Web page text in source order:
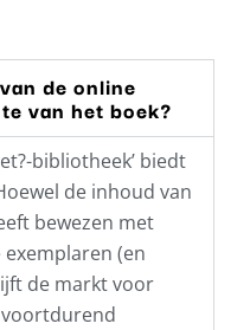
de online
van het boek?
bibliotheek’ biedt
de inhoud van
bewezen met
(en
de markt voor